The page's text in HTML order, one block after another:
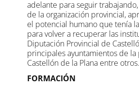
adelante para seguir
de la organización provincial,
el potencial humano que tenía
para volver a recuperar las
Diputación Provincial de
principales ayuntamientos de
Castellón de la Plana entre otros.
FORMACIÓN